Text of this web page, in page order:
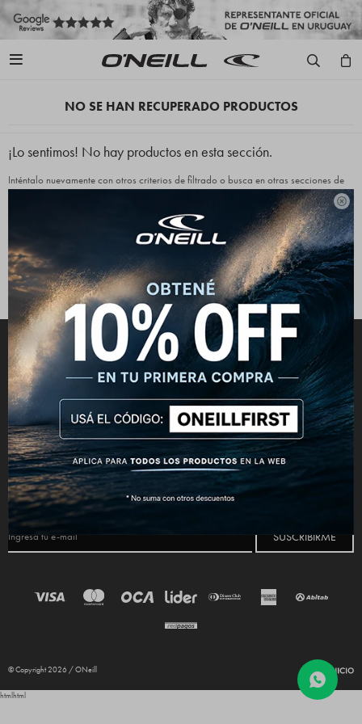


NO SE HAN RECUPERADO PRODUCTOS
¡Lo sentimos! No hay productos en esta sección.
Inténtalo nuevamente con otros criterios de filtrado o busca en otras secciones de
Filtrando por: Quitar filtros
CONECTATE
 
NEWSLETTER
¡Suscribite y recibí todas nuestras novedades!
SUSCRIBIRME
© Copyright 2026 / ONeill
htmlhtml